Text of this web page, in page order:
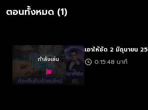
ตอนทั้งหมด (1)
กำลังเล่น
เอาให้ชัด 2 มิถุนายน
0:15:48 นาที